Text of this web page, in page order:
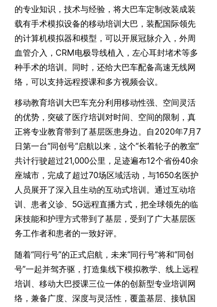
的专业知识，技术与经验，将大巴车定制改装成装
载有手术模拟设备的移动培训大巴，装配国际领先
的计算机模拟器和模型，可以开展冠脉介入，外周
血管介入，CRM电极导线植入，左心耳封堵术等多
种手术的培训。同时，还给大巴车配备高速无线网
络，可以支持远程授课和多方视频会议。
移动教育培训大巴车充分利用移动性强、空间灵活
的优势，突破了医疗培训对时间、空间的限制，真
正将专业教育带到了基层医患身边。自2020年7月7
日第一台“同创号“启航以来，这个“长着轮子的教室”
共计行驶超过21,000公里，足迹遍布12个省份40余
座城市，完成了超过70场区域活动，与1650名医护
人员展开了深入且生动的互动式培训。通过互动培
训、患者义诊、5G远程直播方式，把全球领先的临
床技能和护理方式带到了基层，受到了广大基层医
务工作者和患者的一致好评。
随着“同行号”的正式启航，未来“同行号”将和“同创
号”一起并驾齐驱，打造集线下模拟教学、线上远程
培训、移动大巴授课三位一体的创新型专业培训网
络，兼备广度、深度与灵活性，覆盖基层、接轨国